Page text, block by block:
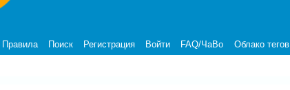
Правила Поиск Регистрация Войти FAQ/ЧаВо Облако тегов